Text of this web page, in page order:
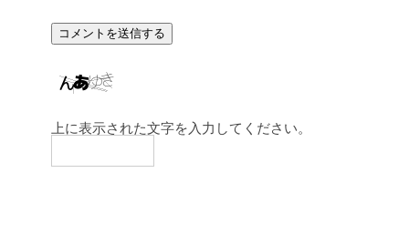
上に表示された文字を入力してください。